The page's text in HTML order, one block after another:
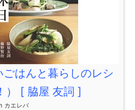
はんと暮らしのレシ
） [ 脇屋 友詞 ]
カエレバ